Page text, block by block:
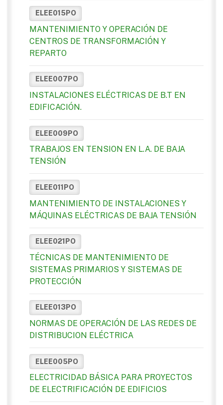
ELEE015PO
MANTENIMIENTO Y OPERACIÓN DE
CENTROS DE TRANSFORMACIÓN Y
REPARTO
ELEE007PO
INSTALACIONES ELÉCTRICAS DE B.T EN
EDIFICACIÓN.
ELEE009PO
TRABAJOS EN TENSION EN L.A. DE BAJA
TENSIÓN
ELEE011PO
MANTENIMIENTO DE INSTALACIONES Y
MÁQUINAS ELÉCTRICAS DE BAJA TENSIÓN
ELEE021PO
TÉCNICAS DE MANTENIMIENTO DE
SISTEMAS PRIMARIOS Y SISTEMAS DE
PROTECCIÓN
ELEE013PO
NORMAS DE OPERACIÓN DE LAS REDES DE
DISTRIBUCION ELÉCTRICA
ELEE005PO
ELECTRICIDAD BÁSICA PARA PROYECTOS
DE ELECTRIFICACIÓN DE EDIFICIOS